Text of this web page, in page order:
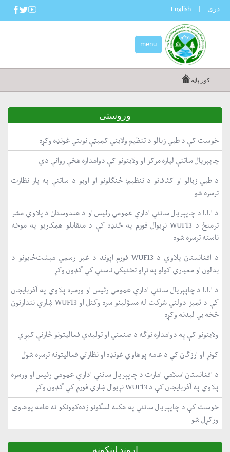
English دری
menu
کور پاڼه
وروستی
خوست کې د طبي زبالو د تنظیم ولایتي کمیټې نوبتي غونډه وکړه
چاپېریال ساتنې لپاره مرکز او ولایتونو کې دوامداره هڅې روانې دي
د طبي زبالو او کثافاتو د تنظیم؛ ځنګلونو او اوبو د ساتنې په پار نظارت
ترسره شو
د ا.ا.ا د چاپېریال ساتنې ادارې عمومي رئیس او د هندوستان د پلاوي مشر
ترمنځ د WUF13 نړیوال فورم په څنډه کې د متقابلو همکاریو په موخه
ناسته ترسره شوه
د افغانستان پلاوي د WUF13 فورم اړوند د غیر رسمي مېشت‌ځایونو د
بدلون او معیاري کولو په تړاو تخنیکي ناستې کې ګډون وکړ
د ا.ا.ا د چاپېریال ساتنې ادارې عمومي رئیس او ورسره پلاوي په آذربایجان
کې د تمیز دولتي شرکت له مسؤلینو سره وکتل او WUF13 ښاري نندارتون
څخه یي لیدنه وکړه
ولایتونو کې په دوامداره توګه د صنعتي او تولیدي فعالیتونو څارنې کیږي
کونړ او ارزګان کې د عامه پوهاوي غونډه او نظارتي فعالیتونه ترسره شول
د افغانستان اسلامي امارت د چاپېریال ساتنې ادارې عمومي رئیس او ورسره
پلاوي په آذربایجان کې د WUF13 نړیوال ښاري فورم کې ګډون وکړ
خوست کې د چاپېریال ساتنې په هکله لسګونو زده‌کوونکو ته عامه پوهاوی
ورکړل شو
اړوند لینکونه